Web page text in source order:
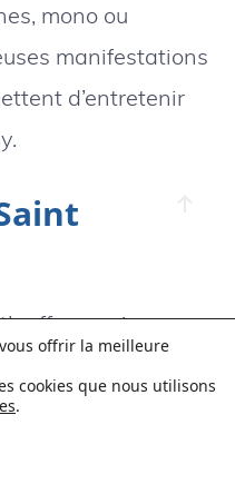
mono ou
manifestations
d’entretenir
offre une image
charge les jeunes
des
Bucket.
offrir la meilleure
cookies que nous utilisons
.